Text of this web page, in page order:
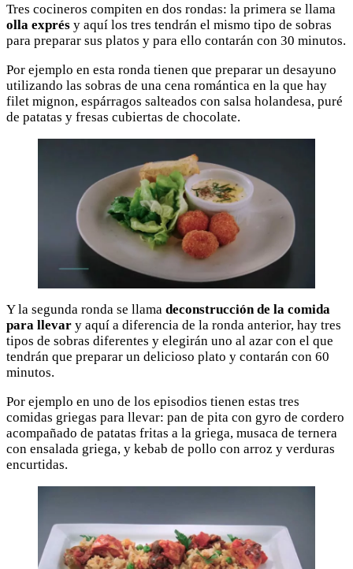
Tres cocineros compiten en dos rondas: la primera se llama
olla exprés y aquí los tres tendrán el mismo tipo de sobras
para preparar sus platos y para ello contarán con 30 minutos.
Por ejemplo en esta ronda tienen que preparar un desayuno
utilizando las sobras de una cena romántica en la que hay
filet mignon, espárragos salteados con salsa holandesa, puré
de patatas y fresas cubiertas de chocolate.
Y la segunda ronda se llama deconstrucción de la comida
para llevar y aquí a diferencia de la ronda anterior, hay tres
tipos de sobras diferentes y elegirán uno al azar con el que
tendrán que preparar un delicioso plato y contarán con 60
minutos.
Por ejemplo en uno de los episodios tienen estas tres
comidas griegas para llevar: pan de pita con gyro de cordero
acompañado de patatas fritas a la griega, musaca de ternera
con ensalada griega, y kebab de pollo con arroz y verduras
encurtidas.